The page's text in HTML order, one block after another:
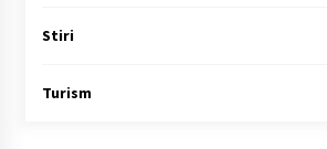
Stiri
Turism